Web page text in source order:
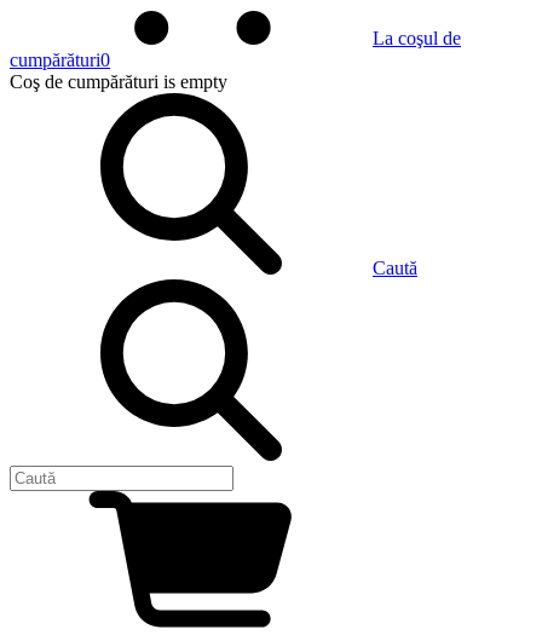
La coşul de
cumpărături0
Coş de cumpărături is empty
Caută